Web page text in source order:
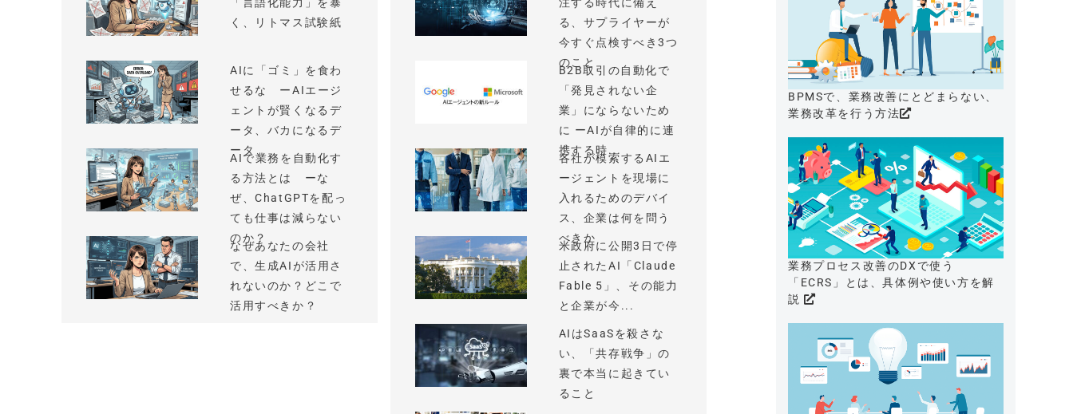
「言語化能力」を暴
く、リトマス試験紙
AIに「ゴミ」を食わ
せるな ーAIエージ
ェントが賢くなるデ
ータ、バカになるデ
ータ
AIで業務を自動化す
る方法とは ーな
ぜ、ChatGPTを配っ
ても仕事は減らない
のか？
なぜあなたの会社
で、生成AIが活用さ
れないのか？どこで
活用すべきか？
注する時代に備え
る、サプライヤーが
今すぐ点検すべき3つ
のこと
B2B取引の自動化で
「発見されない企
業」にならないため
に ーAIが自律的に連
携する時...
各社が模索するAIエ
ージェントを現場に
入れるためのデバイ
ス、企業は何を問う
べきか
米政府に公開3日で停
止されたAI「Claude
Fable 5」、その能力
と企業が今...
AIはSaaSを殺さな
い、「共存戦争」の
裏で本当に起きてい
ること
BPMSで、業務改善にとどまらない、
業務改革を行う方法
業務プロセス改善のDXで使う
「ECRS」とは、具体例や使い方を解
説